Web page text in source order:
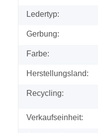
Ledertyp:
Gerbung:
Farbe:
Herstellungsland:
Recycling:
Verkaufseinheit: